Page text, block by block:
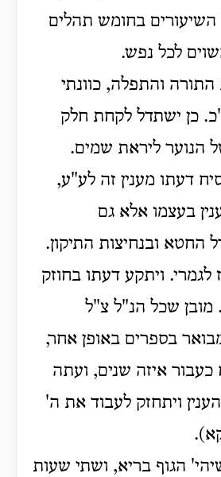
השיעורים בחומש תהלים
לכל נפש.
התורה והתפלה, כוונתי
כן ישתדל לקחת חלק
הנוער ליראת שמים.
דעתו מענין זה לע"ע,
בעצמו אלא גם
החטא ובנחיצות התיקון.
לגמרי. ויתקע דעתו בחוזק
מובן שכל הנ"ל צ"ל
בספרים באופן אחר,
כעבור איזה שנים, ועתה
ויתחזק לעבוד את ה'
הגוף בריא, ושתי שעות